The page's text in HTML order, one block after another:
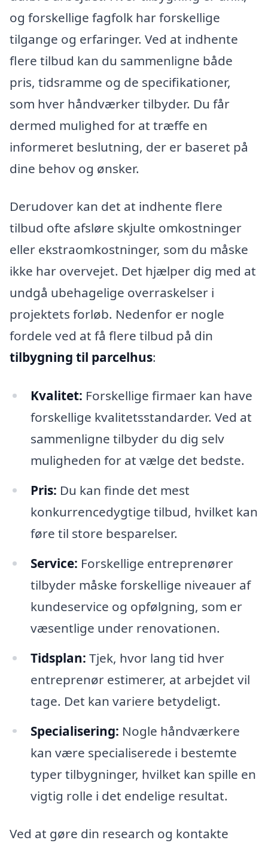
og forskellige fagfolk har forskellige
tilgange og erfaringer. Ved at indhente
flere tilbud kan du sammenligne både
pris, tidsramme og de specifikationer,
som hver håndværker tilbyder. Du får
dermed mulighed for at træffe en
informeret beslutning, der er baseret på
dine behov og ønsker.
Derudover kan det at indhente flere
tilbud ofte afsløre skjulte omkostninger
eller ekstraomkostninger, som du måske
ikke har overvejet. Det hjælper dig med at
undgå ubehagelige overraskelser i
projektets forløb. Nedenfor er nogle
fordele ved at få flere tilbud på din
tilbygning til parcelhus:
Kvalitet: Forskellige firmaer kan have
forskellige kvalitetsstandarder. Ved at
sammenligne tilbyder du dig selv
muligheden for at vælge det bedste.
Pris: Du kan finde det mest
konkurrencedygtige tilbud, hvilket kan
føre til store besparelser.
Service: Forskellige entreprenører
tilbyder måske forskellige niveauer af
kundeservice og opfølgning, som er
væsentlige under renovationen.
Tidsplan: Tjek, hvor lang tid hver
entreprenør estimerer, at arbejdet vil
tage. Det kan variere betydeligt.
Specialisering: Nogle håndværkere
kan være specialiserede i bestemte
typer tilbygninger, hvilket kan spille en
vigtig rolle i det endelige resultat.
Ved at gøre din research og kontakte